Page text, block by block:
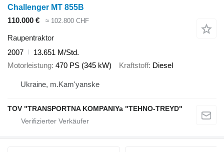
Challenger MT 855B
110.000 €
≈ 102.800 CHF
Raupentraktor
2007
13.651 M/Std.
Motorleistung 470 PS (345 kW) Kraftstoff Diesel
Ukraine, m.Kam'yanske
TOV "TRANSPORTNA KOMPANIYa "TEHNO-TREYD"